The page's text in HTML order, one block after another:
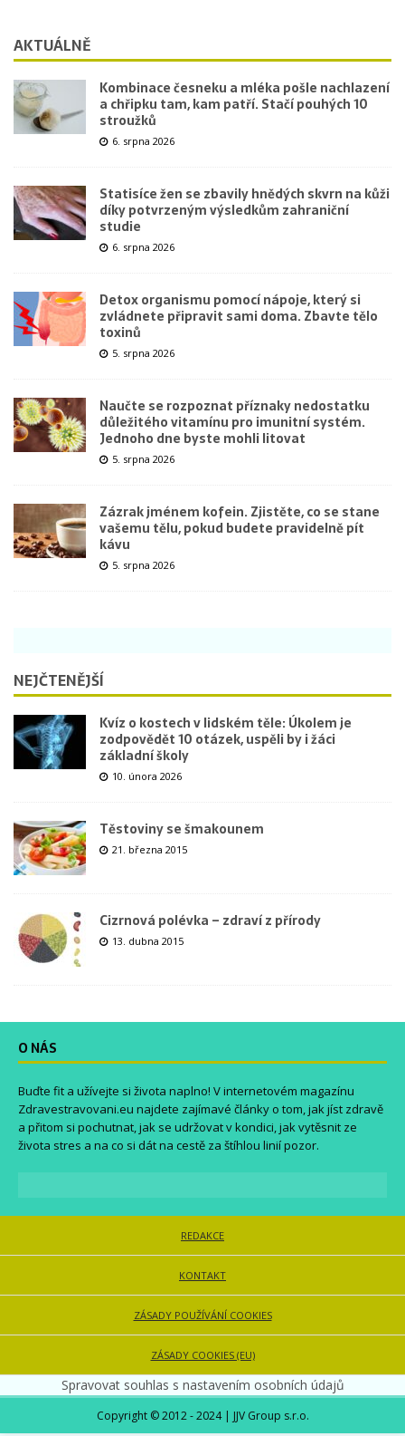
AKTUÁLNĚ
Kombinace česneku a mléka pošle nachlazení
a chřipku tam, kam patří. Stačí pouhých 10
stroužků
6. srpna 2026
Statisíce žen se zbavily hnědých skvrn na kůži
díky potvrzeným výsledkům zahraniční
studie
6. srpna 2026
Detox organismu pomocí nápoje, který si
zvládnete připravit sami doma. Zbavte tělo
toxinů
5. srpna 2026
Naučte se rozpoznat příznaky nedostatku
důležitého vitamínu pro imunitní systém.
Jednoho dne byste mohli litovat
5. srpna 2026
Zázrak jménem kofein. Zjistěte, co se stane
vašemu tělu, pokud budete pravidelně pít
kávu
5. srpna 2026
NEJČTENĚJŠÍ
Kvíz o kostech v lidském těle: Úkolem je
zodpovědět 10 otázek, uspěli by i žáci
základní školy
10. února 2026
Těstoviny se šmakounem
21. března 2015
Cizrnová polévka – zdraví z přírody
13. dubna 2015
O NÁS
Buďte fit a užívejte si života naplno! V internetovém magazínu
Zdravestravovani.eu najdete zajímavé články o tom, jak jíst zdravě
a přitom si pochutnat, jak se udržovat v kondici, jak vytěsnit ze
života stres a na co si dát na cestě za štíhlou linií pozor.
REDAKCE
KONTAKT
ZÁSADY POUŽÍVÁNÍ COOKIES
ZÁSADY COOKIES (EU)
Spravovat souhlas s nastavením osobních údajů
Copyright © 2012 - 2024 | JJV Group s.r.o.